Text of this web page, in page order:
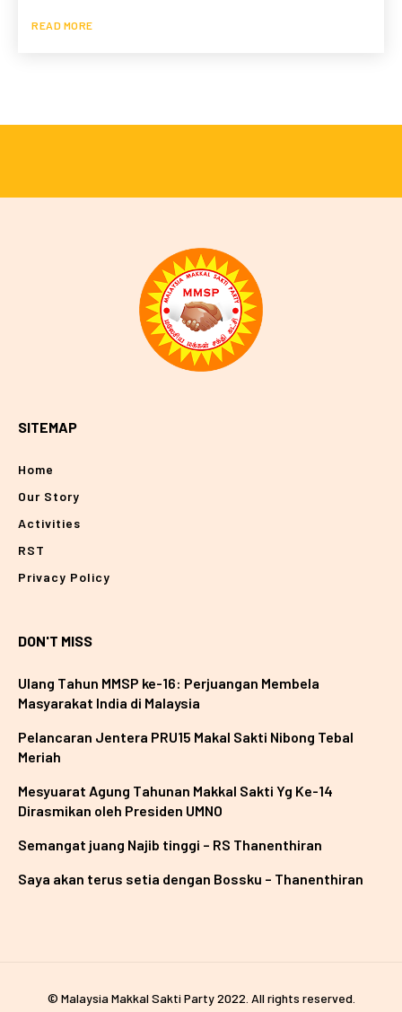
READ MORE
SITEMAP
Home
Our Story
Activities
RST
Privacy Policy
DON'T MISS
Ulang Tahun MMSP ke-16: Perjuangan Membela
Masyarakat India di Malaysia
Pelancaran Jentera PRU15 Makal Sakti Nibong Tebal
Meriah
Mesyuarat Agung Tahunan Makkal Sakti Yg Ke-14
Dirasmikan oleh Presiden UMNO
Semangat juang Najib tinggi – RS Thanenthiran
Saya akan terus setia dengan Bossku – Thanenthiran
© Malaysia Makkal Sakti Party 2022. All rights reserved.